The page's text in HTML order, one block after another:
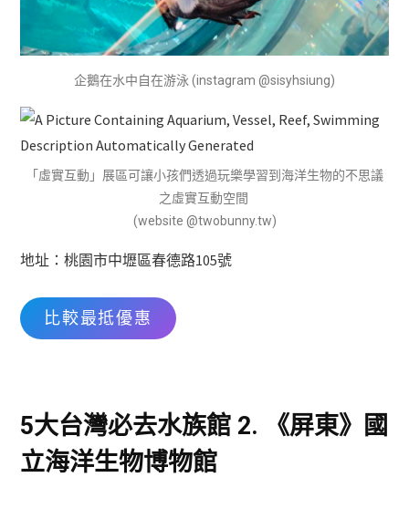
企鵝在水中自在游泳 (instagram @sisyhsiung)
「虛實互動」展區可讓小孩們透過玩樂學習到海洋生物的不思議
之虛實互動空間
(website @twobunny.tw)
地址：桃園市中壢區春德路105號
比較最抵優惠
5大台灣必去水族館 2. 《屏東》國
立海洋生物博物館